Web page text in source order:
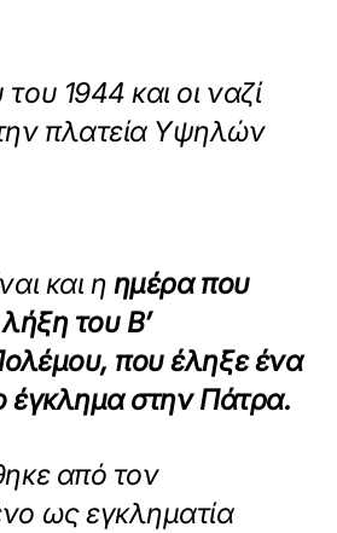
1944 και οι ναζί
πλατεία Υψηλών
και η ημέρα που
λήξη του Β’
που έληξε ένα
έγκλημα στην Πάτρα.
από τον
ως εγκληματία